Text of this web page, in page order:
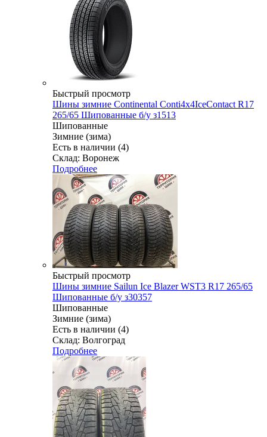
Быстрый просмотр
Шины зимние Continental Conti4x4IceContact R17
265/65 Шипованные б/у з1513
Шипованные
Зимние (зима)
Есть в наличии (4)
Склад: Воронеж
Подробнее
Быстрый просмотр
Шины зимние Sailun Ice Blazer WST3 R17 265/65
Шипованные б/у з30357
Шипованные
Зимние (зима)
Есть в наличии (4)
Склад: Волгоград
Подробнее